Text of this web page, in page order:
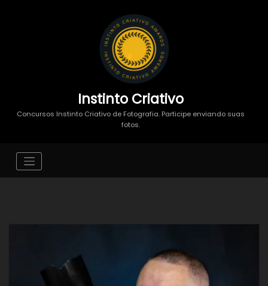
Instinto Criativo
Concursos Instinto Criativo de Fotografia. Participe enviando suas
fotos.